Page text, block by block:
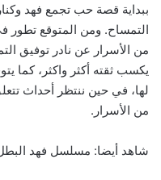
ببداية قصة حب تجمع فهد
التمساح. ومن المتوقع تطور
من الأسرار عن نادر توفيق
يكسب ثقته أكثر واكثر، كما
لها، في حين ننتظر أحداث
من الأسرار.
شاهد أيضا: مسلسل فهد البطل